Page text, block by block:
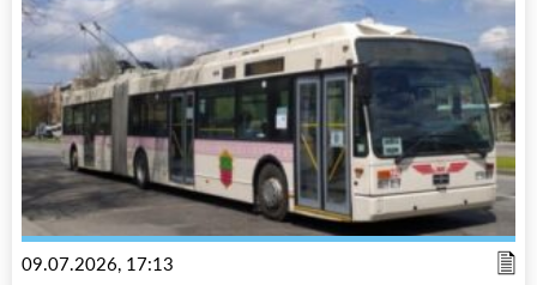
09.07.2026, 17:13